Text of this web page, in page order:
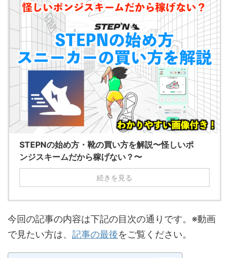
STEPNの始め方・靴の買い方を解説〜怪しいポ
ンジスキームだから稼げない？〜
続きを見る
今回の記事の内容は下記の目次の通りです。※動画
で見たい方は、 記事の最後をご覧ください。